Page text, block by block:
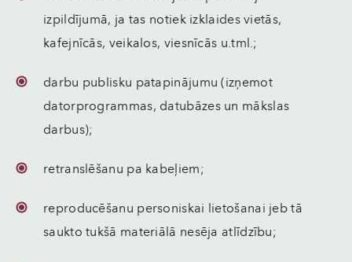
izpildījumā, ja tas notiek izklaides vietās,
kafejnīcās, veikalos, viesnīcās u.tml.;
darbu publisku patapinājumu (izņemot
datorprogrammas, datubāzes un mākslas
darbus);
retranslēšanu pa kabeļiem;
reproducēšanu personiskai lietošanai jeb tā
saukto tukšā materiālā nesēja atlīdzību;